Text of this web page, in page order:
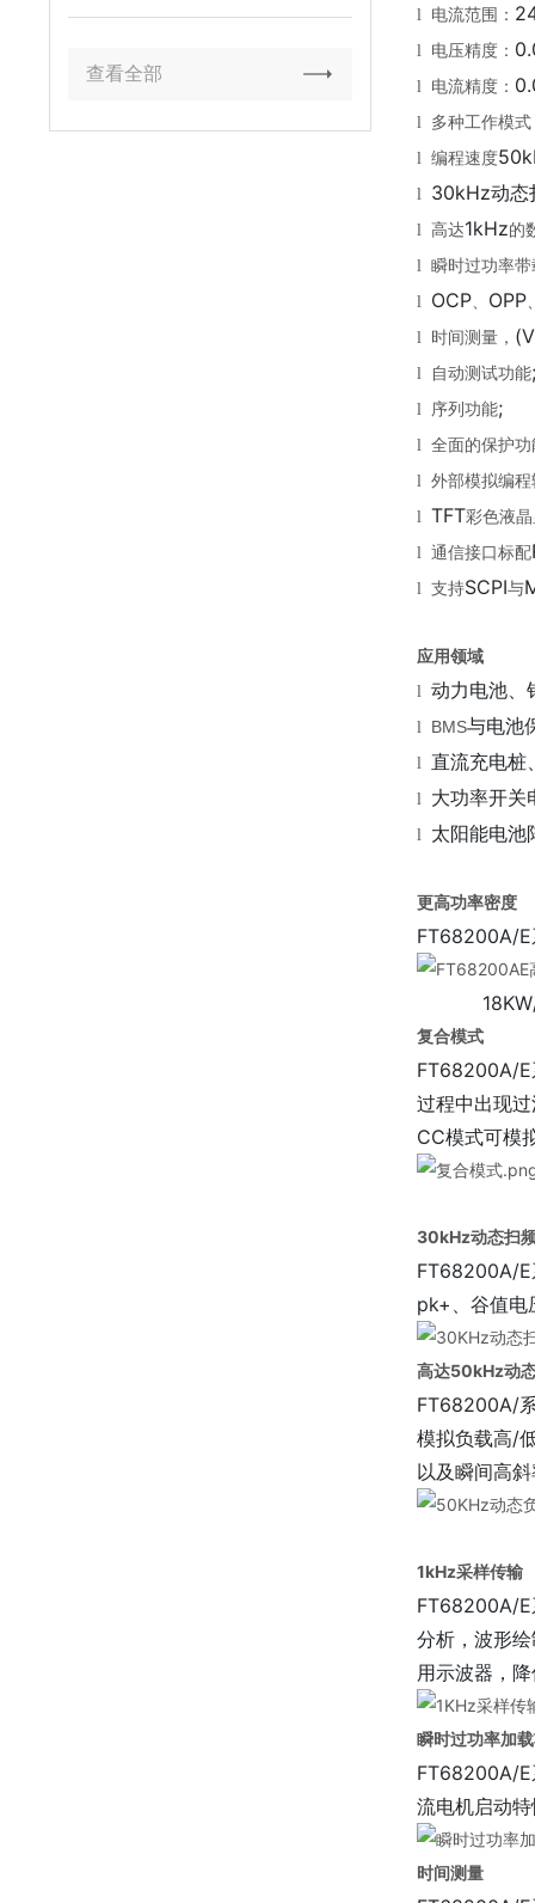
查看全部
l 电流范围：
l 电压精度：
l 电流精度：
l 多种工作模式
l 编程速度
l 30kHz动态
l 高达1kHz的
l 瞬时过功率
l OCP、 OPP
l 时间测量，
l 自动测试功能
l 序列功能;
l 全面的保护
l 外部模拟编
l TFT彩色液
l 通信接口标配
l 支持SCPI与
应用领域
l 动力电池、
l BMS与电池
l 直流充电桩
l 大功率开关
l 太阳能电池
更高功率密度
FT68200A/E
复合模式
FT68200A/E
过程中出现
CC模式可模
30kHz动态扫
FT68200A/E
pk+、谷值电
高达50kHz动
FT68200A/
模拟负载高/
以及瞬间高
1kHz采样传输
FT68200A/E
分析，波形
用示波器，
瞬时过功率加
FT68200A/E
流电机启动
时间测量